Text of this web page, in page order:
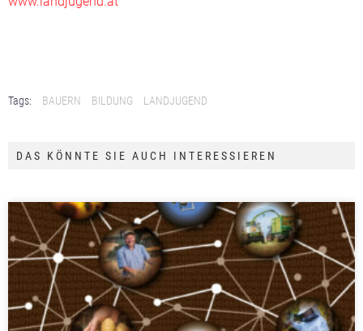
Tags: BAUERN BILDUNG LANDJUGEND
DAS KÖNNTE SIE AUCH INTERESSIEREN